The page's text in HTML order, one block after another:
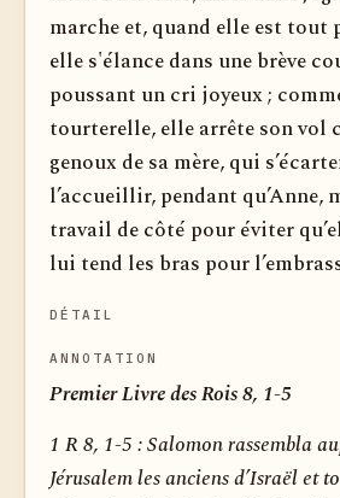
marche et, quand elle est tout
elle s'élance dans une brève
poussant un cri joyeux ;
tourterelle, elle arrête son vol
genoux de sa mère, qui
l’accueillir, pendant qu’Anne,
travail de côté pour éviter
lui tend les bras pour
DÉTAIL
ANNOTATION
Premier Livre des Rois 8, 1-5
1 R 8, 1-5 :Salomon rassembla
Jérusalem les anciens d’Israël et